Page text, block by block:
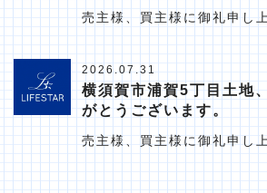
売主様、買主様に御礼申し
2026.07.31
横須賀市浦賀5丁目土地
がとうございます。
売主様、買主様に御礼申し